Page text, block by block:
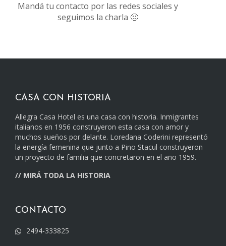
Mandá tu contacto por las redes sociales y
seguimos la charla 🙂
CASA CON HISTORIA
Allegra Casa Hotel es una casa con historia. Inmigrantes
italianos en 1956 construyeron esta casa con amor y
muchos sueños por delante. Loredana Coderini representó
la energía femenina que junto a Pino Stacul construyeron
un proyecto de familia que concretaron en el año 1959.
// MIRÁ TODA LA HISTORIA
CONTACTO
2494-333825